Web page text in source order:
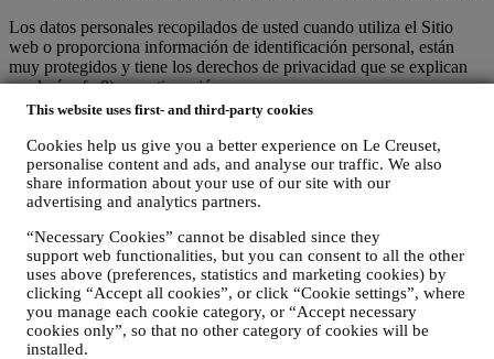
This website uses first- and third-party cookies
Cookies help us give you a better experience on Le Creuset,
personalise content and ads, and analyse our traffic. We also
share information about your use of our site with our
advertising and analytics partners.
“Necessary Cookies” cannot be disabled since they
support web functionalities, but you can consent to all the other
uses above (preferences, statistics and marketing cookies) by
clicking “Accept all cookies”, or click “Cookie settings”, where
you manage each cookie category, or “Accept necessary
cookies only”, so that no other category of cookies will be
installed.
Los datos personales recopilados de usted cuando utiliza el Sitio
web o proporciona información de identificación personal, están
muy protegidos y tiene los derechos de privacidad que se explican
en el párrafo 8) a continuación.
2. ¿QUIEN RECOPILA SU INFORMACION?
electrónico ofrecidos a través del Sitio Web es Le Creuset SL con
domicilio social en Paseo de Gracia 9, 2º - 08007 – Barcelona.
Si consientes recibir comunicaciones de marketing de nuestra parte,
pasarás a formar parte de la base de datos de consumidores del
grupo Le Creuset, que es gestionada, como corresponsables del
tratamiento, por Le Creuset SL y Le Creuset Group AG, con
domicilio social en Neuhofstrasse 4, Baar, Zugo, 6340 Suiza (que ha
designado como representante en la UE a Le Creuset SL, con
número de IVA B62153630, con oficinas en Paseo de Gracia 9, 2º,
08007 Barcelona, España), en base a un acuerdo de
corresponsabilidad que establece esencialmente que